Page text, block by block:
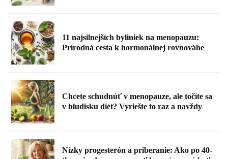
11 najsilnejších byliniek na menopauzu:
Prírodná cesta k hormonálnej rovnováhe
Chcete schudnúť v menopauze, ale točíte sa
v bludisku diét? Vyriešte to raz a navždy
Nízky progesterón a priberanie: Ako po 40-